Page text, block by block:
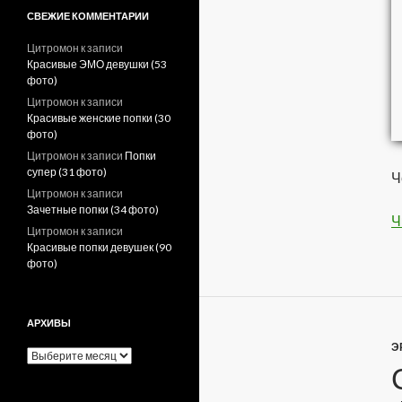
СВЕЖИЕ КОММЕНТАРИИ
Цитромон к записи
Красивые ЭМО девушки (53
фото)
Цитромон к записи
Красивые женские попки (30
фото)
Цитромон к записи Попки
супер (31 фото)
Цитромон к записи
Зачетные попки (34 фото)
Цитромон к записи
Красивые попки девушек (90
фото)
АРХИВЫ
А